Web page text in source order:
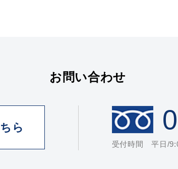
お問い合わせ
ら
受付時間 平日/